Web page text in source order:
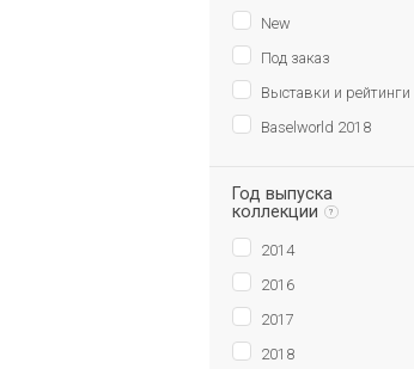
New
Под заказ
Выставки и рейтинги
Baselworld 2018
Год выпуска
коллекции
?
2014
2016
2017
2018